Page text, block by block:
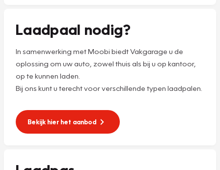
Laadpaal nodig?
In samenwerking met Moobi biedt Vakgarage u de
oplossing om uw auto, zowel thuis als bij u op kantoor,
op te kunnen laden.
Bij ons kunt u terecht voor verschillende typen laadpalen.
Bekijk hier het aanbod